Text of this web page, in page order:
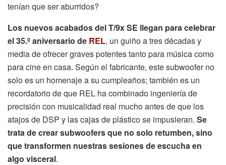
tenían que ser aburridos?
Los nuevos acabados del T/9x SE llegan para celebrar
el 35.º aniversario de REL, un guiño a tres décadas y
media de ofrecer graves potentes tanto para música como
para cine en casa. Según el fabricante, este subwoofer no
solo es un homenaje a su cumpleaños; también es un
recordatorio de que REL ha combinado ingeniería de
precisión con musicalidad real mucho antes de que los
atajos de DSP y las cajas de plástico se impusieran. Se
trata de crear subwoofers que no solo retumben, sino
que transformen nuestras sesiones de escucha en
algo visceral.